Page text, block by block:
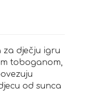
za dječju igru
toboganom,
od sunca